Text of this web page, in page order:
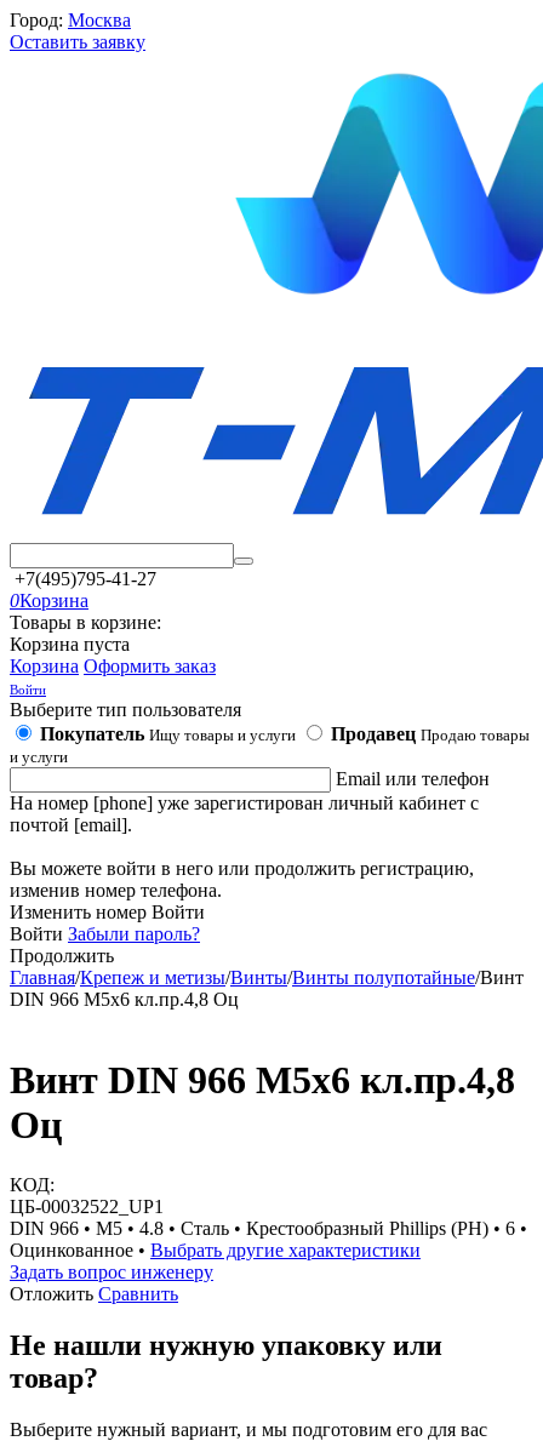
Город: Москва
Оставить заявку
+7(495)795-41-27
0Корзина
Товары в корзине:
Корзина пуста
Корзина Оформить заказ
Войти
Выберите тип пользователя
Покупатель Ищу товары и услуги Продавец Продаю товары
и услуги
Email или телефон
На номер [phone] уже зарегистирован личный кабинет с
почтой [email].
Вы можете войти в него или продолжить регистрацию,
изменив номер телефона.
Изменить номер Войти
Войти Забыли пароль?
Продолжить
Главная/Крепеж и метизы/Винты/Винты полупотайные/Винт
DIN 966 М5х6 кл.пр.4,8 Оц
Винт DIN 966 М5х6 кл.пр.4,8
Оц
КОД:
ЦБ-00032522_UP1
DIN 966 • М5 • 4.8 • Сталь • Крестообразный Phillips (PH) • 6 •
Оцинкованное • Выбрать другие характеристики
Задать вопрос инженеру
Отложить Сравнить
Не нашли нужную упаковку или
товар?
Выберите нужный вариант, и мы подготовим его для вас